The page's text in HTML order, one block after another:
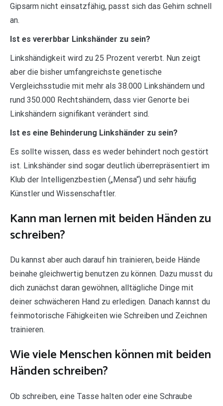
Gipsarm nicht einsatzfähig, passt sich das Gehirn schnell
an.
Ist es vererbbar Linkshänder zu sein?
Linkshändigkeit wird zu 25 Prozent vererbt. Nun zeigt
aber die bisher umfangreichste genetische
Vergleichsstudie mit mehr als 38.000 Linkshändern und
rund 350.000 Rechtshändern, dass vier Genorte bei
Linkshändern signifikant verändert sind.
Ist es eine Behinderung Linkshänder zu sein?
Es sollte wissen, dass es weder behindert noch gestört
ist. Linkshänder sind sogar deutlich überrepräsentiert im
Klub der Intelligenzbestien („Mensa“) und sehr häufig
Künstler und Wissenschaftler.
Kann man lernen mit beiden Händen zu
schreiben?
Du kannst aber auch darauf hin trainieren, beide Hände
beinahe gleichwertig benutzen zu können. Dazu musst du
dich zunächst daran gewöhnen, alltägliche Dinge mit
deiner schwächeren Hand zu erledigen. Danach kannst du
feinmotorische Fähigkeiten wie Schreiben und Zeichnen
trainieren.
Wie viele Menschen können mit beiden
Händen schreiben?
Ob schreiben, eine Tasse halten oder eine Schraube